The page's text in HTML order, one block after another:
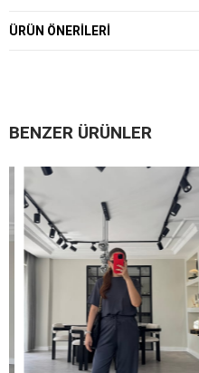
ÜRÜN ÖNERILERI
BENZER ÜRÜNLER